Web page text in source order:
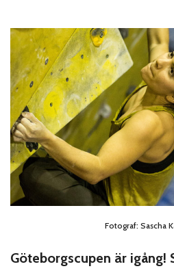
Fotograf: Sascha
Göteborgscupen är igång!